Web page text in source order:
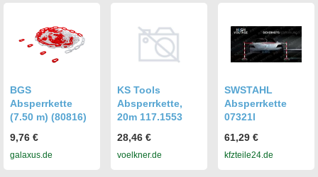
BGS
Absperrkette
(7.50 m) (80816)
9,76 €
galaxus.de
KS Tools
Absperrkette,
20m 117.1553
28,46 €
voelkner.de
SWSTAHL
Absperrkette
07321l
61,29 €
kfzteile24.de